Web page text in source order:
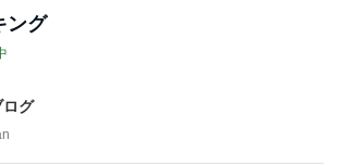
ング
ログ